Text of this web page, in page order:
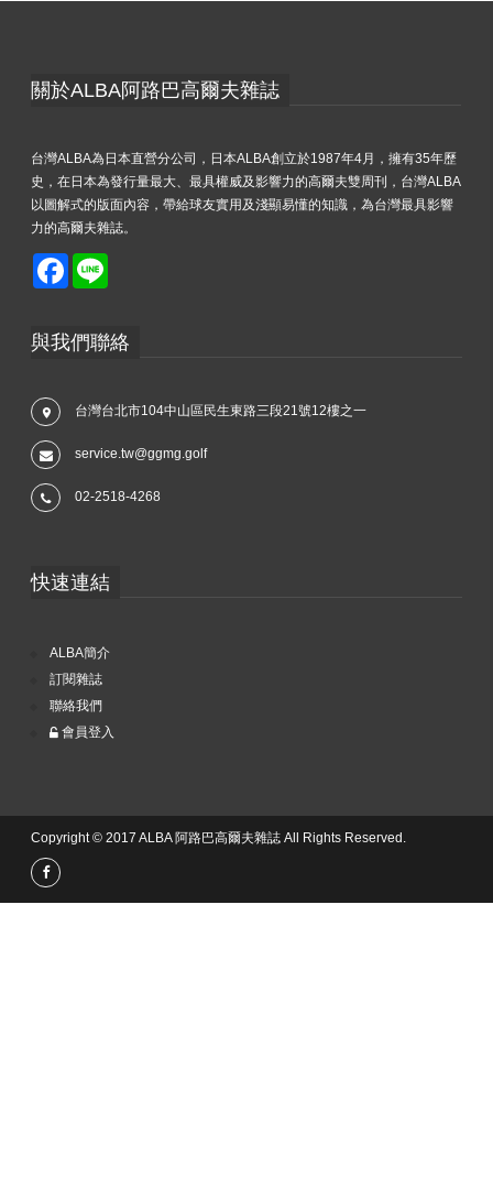
關於ALBA阿路巴高爾夫雜誌
台灣ALBA為日本直營分公司，日本ALBA創立於1987年4月，擁有35年歷
史，在日本為發行量最大、最具權威及影響力的高爾夫雙周刊，台灣ALBA
以圖解式的版面內容，帶給球友實用及淺顯易懂的知識，為台灣最具影響
力的高爾夫雜誌。
Facebook
與我們聯絡
台灣台北市104中山區民生東路三段21號12樓之一
service.tw@ggmg.golf
02-2518-4268
快速連結
ALBA簡介
訂閱雜誌
聯絡我們
會員登入
Copyright © 2017 ALBA 阿路巴高爾夫雜誌 All Rights Reserved.